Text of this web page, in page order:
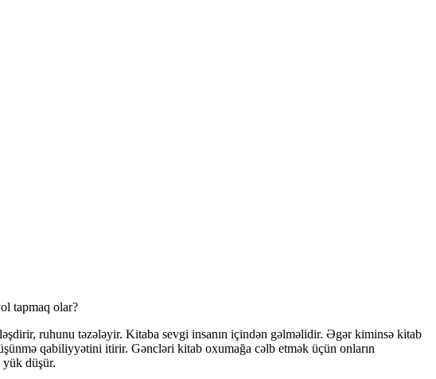
tapmaq olar?
ruhunu təzələyir. Kitaba sevgi insanın içindən gəlməlidir. Əgər kiminsə kitab
qabiliyyətini itirir. Gəncləri kitab oxumağa cəlb etmək üçün onların
yük düşür.